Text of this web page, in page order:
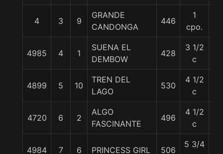
4 3 9
GRANDE
CANDONGA
446
1
cpo.
4985 4 1
SUENA EL
DEMBOW
428
3 1/2
c
4899 5 10
TREN DEL
LAGO
530
4 1/2
c
4720 6 2
ALGO
FASCINANTE
496
4 1/2
c
4984 7 6 PRINCESS GIRL 506
5 3/4